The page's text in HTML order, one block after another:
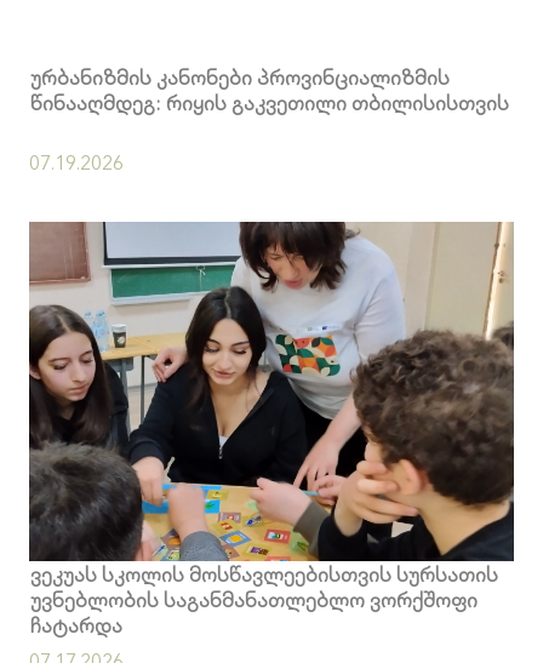
ურბანიზმის კანონები პროვინციალიზმის
წინააღმდეგ: რიყის გაკვეთილი თბილისისთვის
07.19.2026
ვეკუას სკოლის მოსწავლეებისთვის სურსათის
უვნებლობის საგანმანათლებლო ვორქშოფი
ჩატარდა